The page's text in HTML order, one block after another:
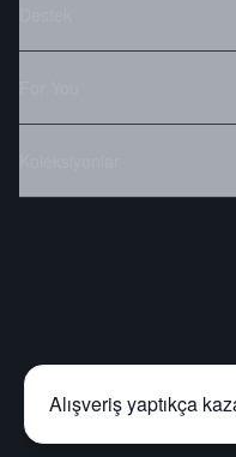
Alışveriş yaptıkça